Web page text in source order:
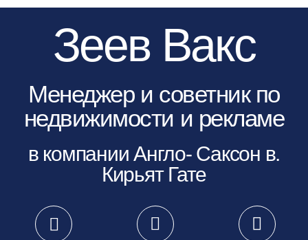
Зеев Вакс
Менеджер и советник по
недвижимости и рекламе
.в компании Англо- Саксон в
Кирьят Гате